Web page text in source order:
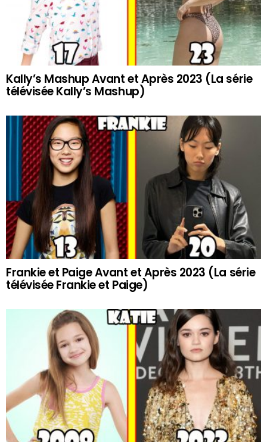
Kally’s Mashup Avant et Après 2023 (La série
télévisée Kally’s Mashup)
Frankie et Paige Avant et Après 2023 (La série
télévisée Frankie et Paige)